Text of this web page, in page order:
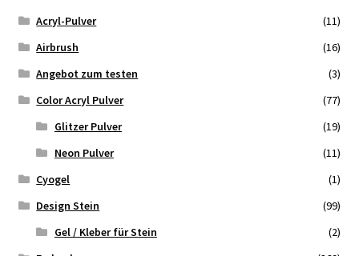
Acryl-Pulver
(11)
Airbrush
(16)
Angebot zum testen
(3)
Color Acryl Pulver
(77)
Glitzer Pulver
(19)
Neon Pulver
(11)
Cyogel
(1)
Design Stein
(99)
Gel / Kleber für Stein
(2)